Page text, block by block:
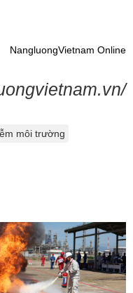
NangluongVietnam Online
môi trường